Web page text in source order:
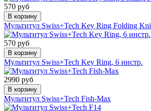
570 руб
В корзину
Мультитул Swiss+Tech Key Ring Folding
570 руб
В корзину
Мультитул Swiss+Tech Key Ring, 6 инстр.
2990 руб
В корзину
Мультитул Swiss+Tech Fish-Max